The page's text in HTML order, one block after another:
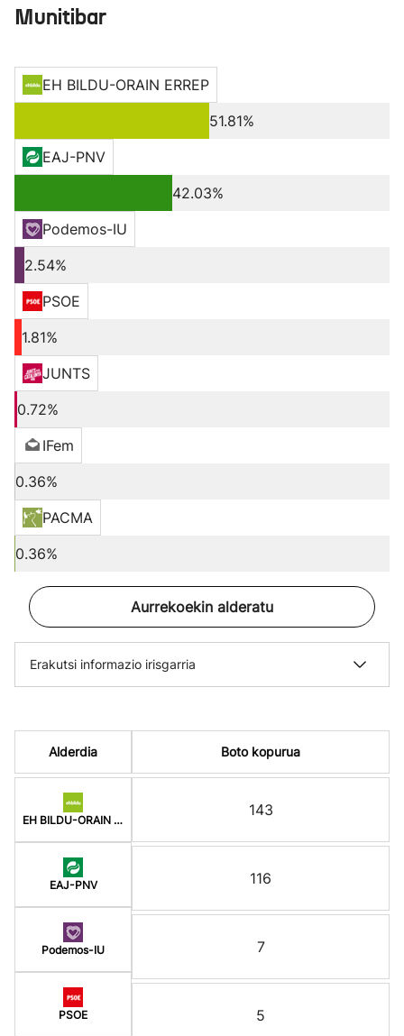
Munitibar
EH BILDU-ORAIN ERREP
51.81%
EAJ-PNV
42.03%
Podemos-IU
2.54%
PSOE
1.81%
JUNTS
0.72%
IFem
0.36%
PACMA
0.36%
Aurrekoekin alderatu
Erakutsi informazio irisgarria
Alderdia
EH BILDU-ORAIN ERREP
EAJ-PNV
Podemos-IU
PSOE
Boto kopurua
143
116
7
5